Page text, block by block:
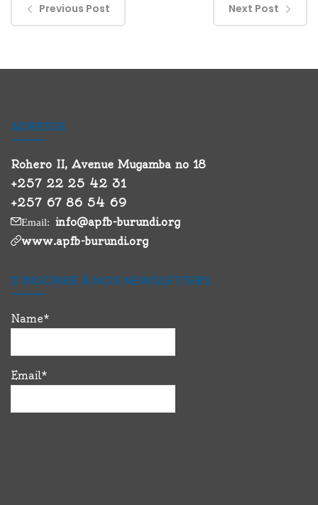
Previous Post Next Post
ADRESSE
Rohero II, Avenue Mugamba no 18
+257 22 25 42 31
+257 67 86 54 69
Email: info@apfb-burundi.org
www.apfb-burundi.org
S’INSCRIRE À NOS NEWSLETTERS
Name*
Email*